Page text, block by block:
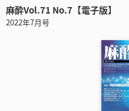
麻酔Vol.71 No.7【電子版】
2022年7月号